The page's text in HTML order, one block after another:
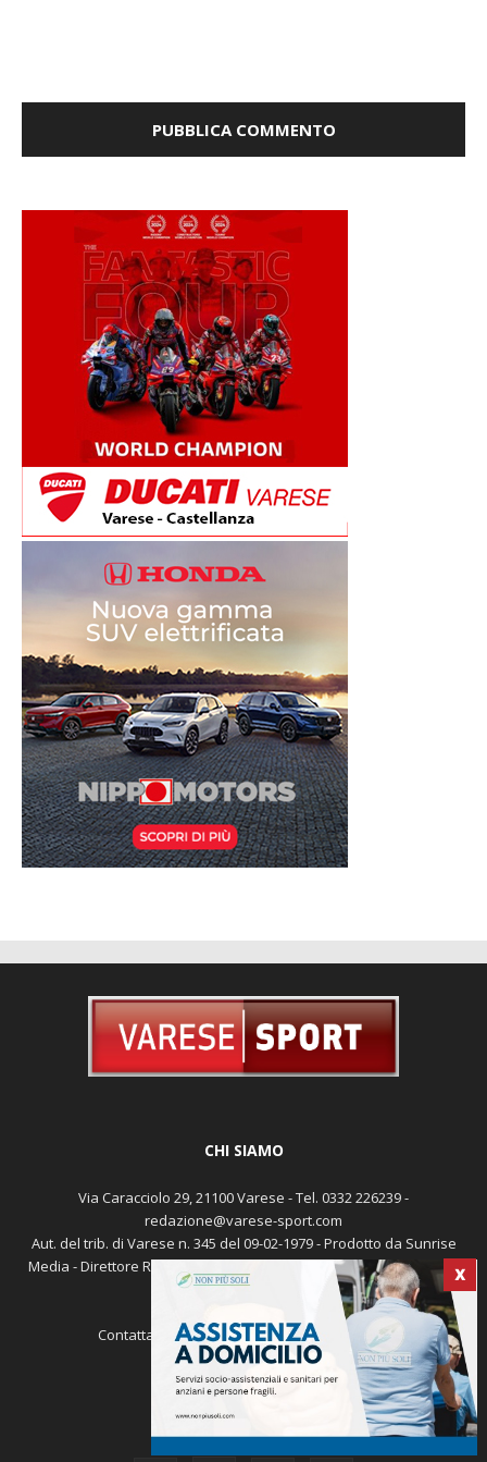
X
CHI SIAMO
Via Caracciolo 29, 21100 Varese - Tel. 0332 226239 -
redazione@varese-sport.com
Aut. del trib. di Varese n. 345 del 09-02-1979 - Prodotto da Sunrise
Media - Direttore Responsabile: Michele Marocco -Cookie policy
Pubblicità
Contattaci: redazione@varese-sport.com
SEGUICI